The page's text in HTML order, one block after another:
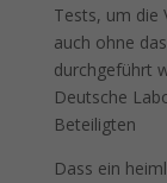
Tests, um die
auch ohne
durchgeführt
Deutsche
Beteiligten
Dass ein